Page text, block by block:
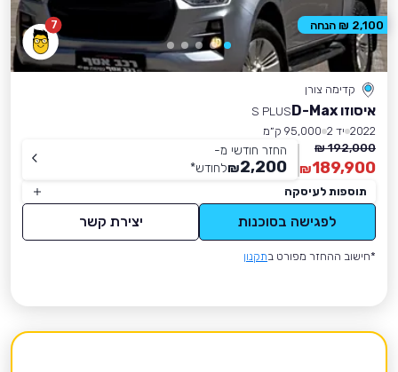
7
קדימה צורן
איסוזו D-Max
S PLUS
2022 יד 2
95,000 ק״מ
192,000 ₪
189,900
₪
החזר חודשי מ-
2,200
₪לחודש*
תוספות לעיסקה
לפגישה בסוכנות יצירת קשר
*חישוב ההחזר מפורט בתקנון
2,100 ₪ הנחה